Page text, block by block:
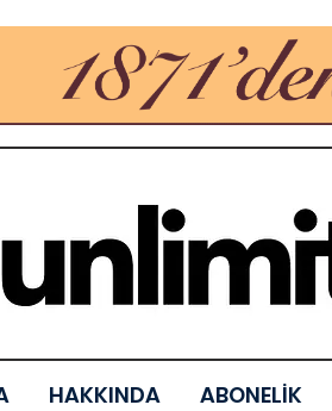
HAKKINDA ABONELİK